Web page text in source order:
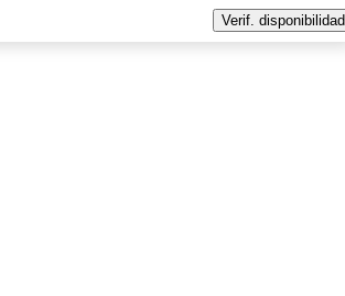
Verif. disponibilidad